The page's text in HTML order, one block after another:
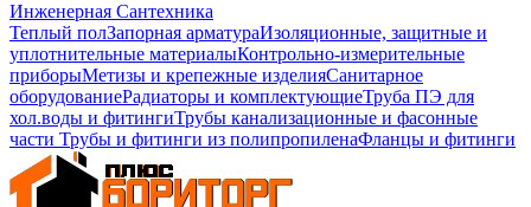
Инженерная Сантехника
Теплый полЗапорная арматураИзоляционные, защитные и
уплотнительные материалыКонтрольно-измерительные
приборыМетизы и крепежные изделияСанитарное
оборудованиеРадиаторы и комплектующиеТруба ПЭ для
хол.воды и фитингиТрубы канализационные и фасонные
части Трубы и фитинги из полипропиленаФланцы и фитинги